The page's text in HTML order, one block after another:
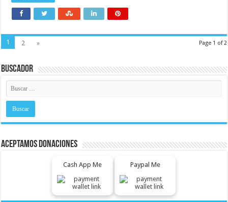
Page 1 of 2
1 2 »
Buscador
Aceptamos Donaciones
Cash App Me Paypal Me